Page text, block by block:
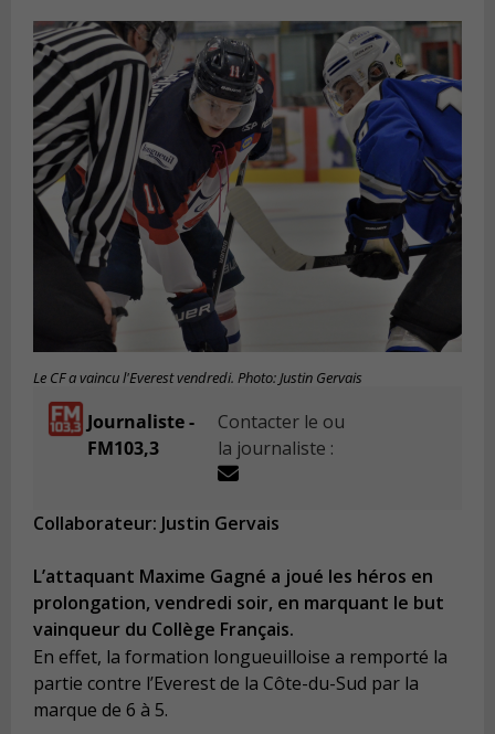
Le CF a vaincu l'Everest vendredi. Photo: Justin Gervais
Journaliste -
FM103,3
Contacter le ou
la journaliste :
Collaborateur: Justin Gervais
L’attaquant Maxime Gagné a joué les héros en
prolongation, vendredi soir, en marquant le but
vainqueur du Collège Français.
En effet, la formation longueuilloise a remporté la
partie contre l’Everest de la Côte-du-Sud par la
marque de 6 à 5.